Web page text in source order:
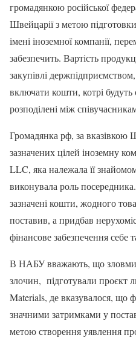
громадянкою російської
Швейцарії з метою
імені іноземної компанії,
забезпечить. Вартість
закупівлі
включати кошти, котрі будуть
розподілені між
Громадянка рф, за вказівкою
зазначених цілей іноземну
LLC, яка належала її
виконувала роль
зазначені кошти, жодного
поставив, а придбав
фінансове забезпечення себе
В НАБУ вважають, що
злочин, підготували проєкт
Materials, де вказувалося, що
значними затримками у
метою створення уявлення